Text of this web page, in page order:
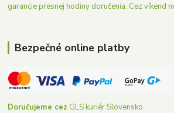
garancie presnej hodiny doručenia. Cez víkend
Bezpečné online platby
Doručujeme cez GLS kuriér Slovensko